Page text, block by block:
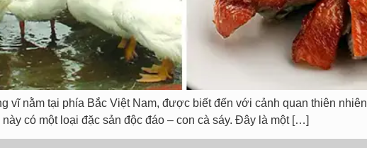
vĩ nằm tại phía Bắc Việt Nam, được biết đến với cảnh quan thiên
có một loại đặc sản độc đáo – con cà sáy. Đây là một […]